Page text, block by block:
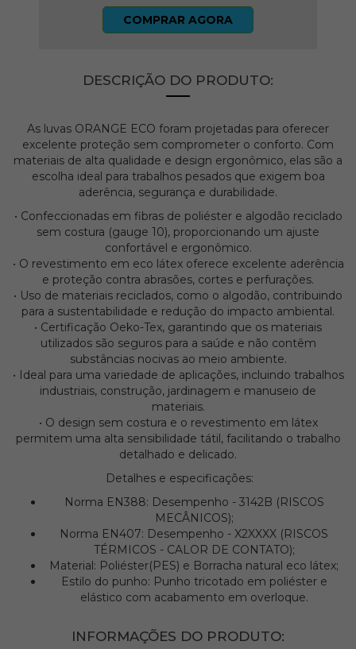
COMPRAR AGORA
DESCRIÇÃO DO PRODUTO:
As luvas ORANGE ECO foram projetadas para oferecer
excelente proteção sem comprometer o conforto. Com
materiais de alta qualidade e design ergonômico, elas são a
escolha ideal para trabalhos pesados que exigem boa
aderência, segurança e durabilidade.
• Confeccionadas em fibras de poliéster e algodão reciclado
sem costura (gauge 10), proporcionando um ajuste
confortável e ergonômico.
• O revestimento em eco látex oferece excelente aderência
e proteção contra abrasões, cortes e perfurações.
• Uso de materiais reciclados, como o algodão, contribuindo
para a sustentabilidade e redução do impacto ambiental.
• Certificação Oeko-Tex, garantindo que os materiais
utilizados são seguros para a saúde e não contêm
substâncias nocivas ao meio ambiente.
• Ideal para uma variedade de aplicações, incluindo trabalhos
industriais, construção, jardinagem e manuseio de
materiais.
• O design sem costura e o revestimento em látex
permitem uma alta sensibilidade tátil, facilitando o trabalho
detalhado e delicado.
Detalhes e especificações:
Norma EN388: Desempenho - 3142B (RISCOS
MECÂNICOS);
Norma EN407: Desempenho - X2XXXX (RISCOS
TÉRMICOS - CALOR DE CONTATO);
Material: Poliéster(PES) e Borracha natural eco látex;
Estilo do punho: Punho tricotado em poliéster e
elástico com acabamento em overloque.
INFORMAÇÕES DO PRODUTO: